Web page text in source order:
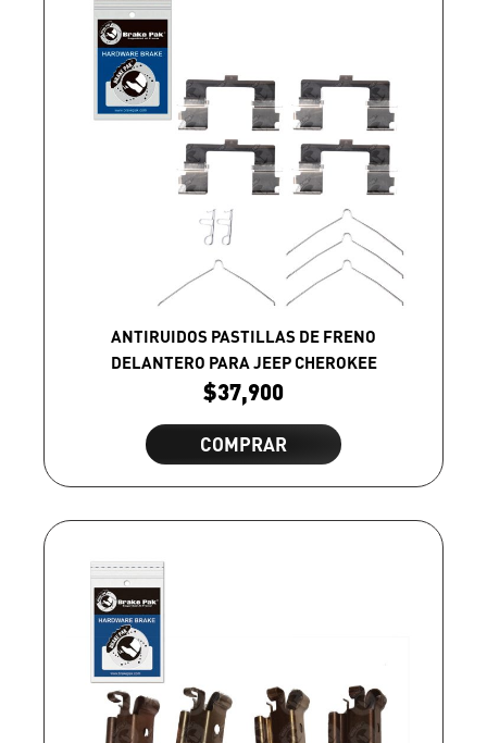
ANTIRUIDOS PASTILLAS DE FRENO
DELANTERO PARA JEEP CHEROKEE
$37,900
COMPRAR